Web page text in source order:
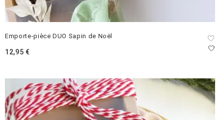
Emporte-pièce DUO Sapin de Noël
12,95 €